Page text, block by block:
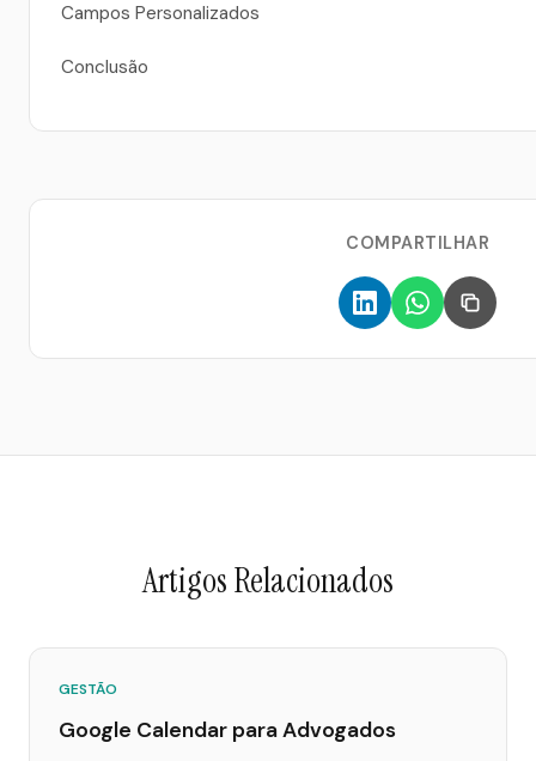
Campos Personalizados
Conclusão
COMPARTILHAR
Artigos Relacionados
GESTÃO
Google Calendar para Advogados